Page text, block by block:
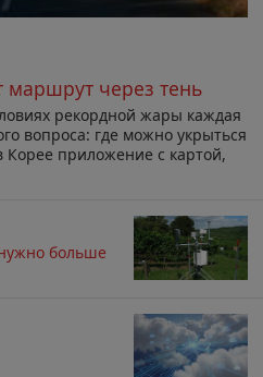
через тень
рекордной жары каждая
вопроса: где можно укрыться
Корее приложение с картой,
больше